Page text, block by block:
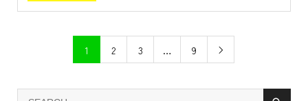
1 2 3 … 9 